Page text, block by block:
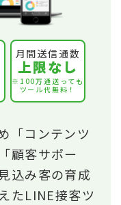
月間送信通数
上限なし
※100万通送っても
ツール代無料！
「コンテンツ
顧客サポー
込み客の育成
たLINE接客ツ